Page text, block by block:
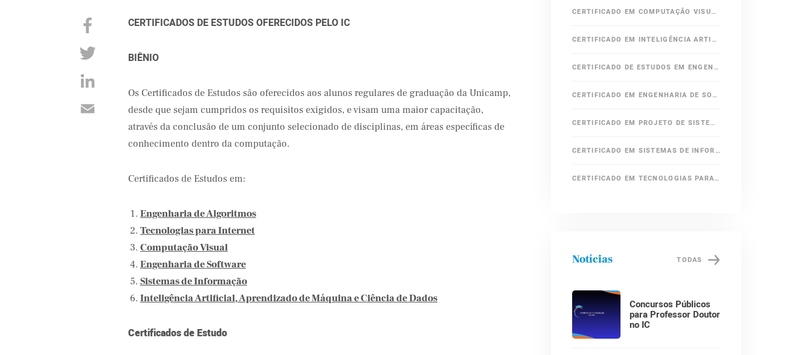
CERTIFICADOS DE ESTUDOS OFERECIDOS PELO IC
BIÊNIO
Os Certificados de Estudos são oferecidos aos alunos regulares de graduação da Unicamp,
desde que sejam cumpridos os requisitos exigidos, e visam uma maior capacitação,
através da conclusão de um conjunto selecionado de disciplinas, em áreas específicas de
conhecimento dentro da computação.
Certificados de Estudos em:
Engenharia de Algoritmos
Tecnologias para Internet
Computação Visual
Engenharia de Software
Sistemas de Informação
Inteligência Artificial, Aprendizado de Máquina e Ciência de Dados
Certificados de Estudo
CERTIFICADO EM COMPUTAÇÃO VISUAL
CERTIFICADO EM INTELIGÊNCIA ARTIFICIAL, APRENDIZADO DE MÁQUINA E CIÊNCIA DE DADOS
CERTIFICADO DE ESTUDOS EM ENGENHARIA DE ALGORITMOS
CERTIFICADO EM ENGENHARIA DE SOFTWARE
CERTIFICADO EM PROJETO DE SISTEMAS DE HARDWARE DEDICADOS
CERTIFICADO EM SISTEMAS DE INFORMAÇÃO
CERTIFICADO EM TECNOLOGIAS PARA A INTERNET
Notícias TODAS
Concursos Públicos
para Professor Doutor
no IC